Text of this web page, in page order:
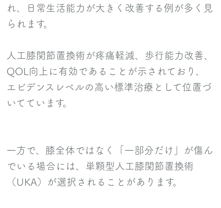
れ、日常生活能力が大きく改善する例が多く見
られます。
人工膝関節置換術が疼痛軽減、歩行能力改善、
QOL向上に有効であることが示されており、
エビデンスレベルの高い標準治療として位置づ
いてています。
一方で、膝全体ではなく「一部分だけ」が傷ん
でいる場合には、単顆型人工膝関節置換術
（UKA）が選択されることがあります。